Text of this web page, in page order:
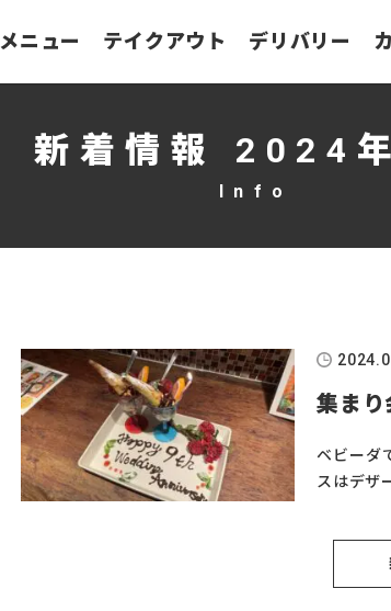
メニュー テイクアウト デリバリー
新着情報 2024
集まり
ベビーダ
スはデザ